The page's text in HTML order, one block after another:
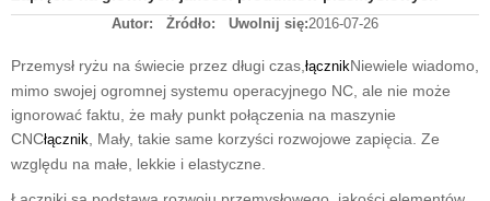
Autor: Źródło: Uwolnij się:2016-07-26
Przemysł ryżu na świecie przez długi czas, łącznikNiewiele wiadomo,
mimo swojej ogromnej systemu operacyjnego NC, ale nie może
ignorować faktu, że mały punkt połączenia na maszynie
CNCłącznik , Mały, takie same korzyści rozwojowe zapięcia. Ze
względu na małe, lekkie i elastyczne.